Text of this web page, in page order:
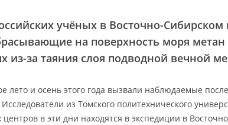
учёных в Восточно-
на поверхность моря
из-за таяния слоя подводной вечной
лето и осень этого года вызвали наблюдаемые
из Томского политехнического
центров в эти дни находятся в экспедиции в